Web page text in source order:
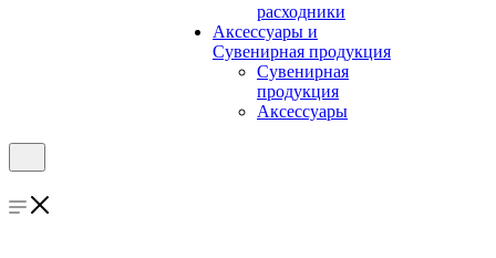
расходники
Аксессуары и
Сувенирная продукция
Сувенирная
продукция
Аксессуары